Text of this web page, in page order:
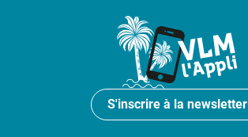
S'inscrire à la newsletter